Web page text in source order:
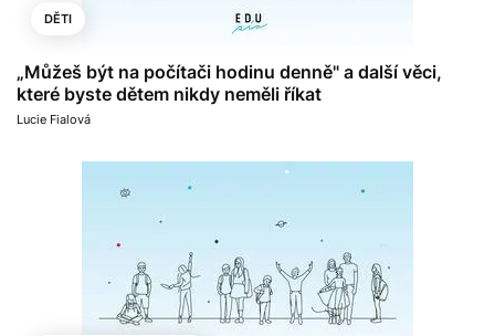
DĚTI
„Můžeš být na počítači hodinu denně" a další věci,
které byste dětem nikdy neměli říkat
Lucie Fialová